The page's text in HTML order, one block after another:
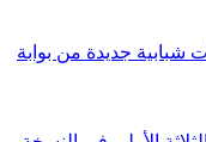
شبابية جديدة من بوابة